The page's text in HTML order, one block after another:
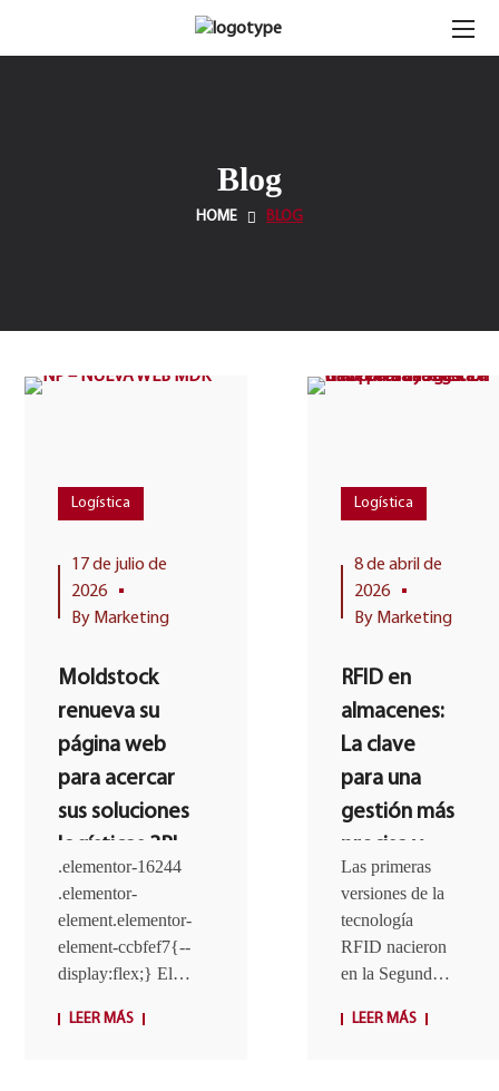
Blog
HOME BLOG
Logística
17 de julio de
2026
By Marketing
Moldstock
renueva su
página web
para acercar
sus soluciones
logísticas 3PL
a las
empresas
.elementor-16244
.elementor-
element.elementor-
element-ccbfef7{--
display:flex;} El
la empresa
LEER MÁS
Logística
8 de abril de
2026
By Marketing
RFID en
almacenes:
La clave
para una
gestión más
precisa y
segura
Las primeras
versiones de la
tecnología
RFID nacieron
en la Segunda
Mundial. Los
LEER MÁS